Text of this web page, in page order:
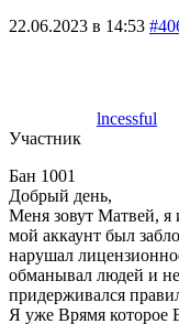
22.06.2023 в 14:53
lncessful
Участник
Бан 1001
Добрый день,
Меня зовут Матвей, я
мой аккаунт был
нарушал
обманывал людей и не
придерживался
Я уже Врямя которое